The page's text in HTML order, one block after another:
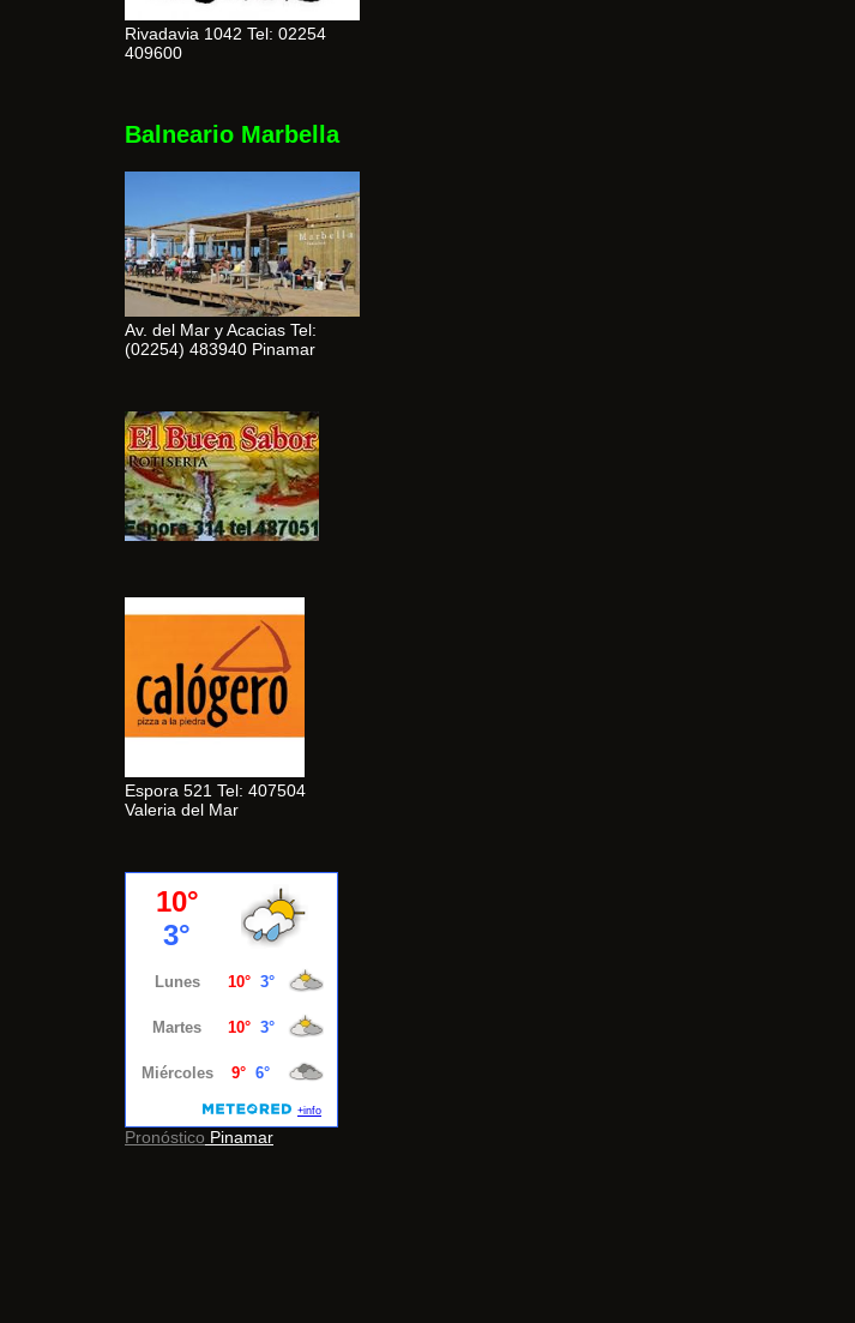
Rivadavia 1042 Tel: 02254
409600
Balneario Marbella
Av. del Mar y Acacias Tel:
(02254) 483940 Pinamar
Espora 521 Tel: 407504
Valeria del Mar
Pronóstico Pinamar